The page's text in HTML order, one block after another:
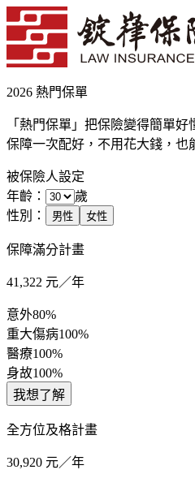
2026 熱門保單
「熱門保單」把保險變得簡單好
保障一次配好，不用花大錢，也
被保險人設定
年齡：
歲
性別：
男性 女性
保障滿分計畫
41,322 元／年
意外80%
重大傷病100%
醫療100%
身故100%
我想了解
全方位及格計畫
30,920 元／年